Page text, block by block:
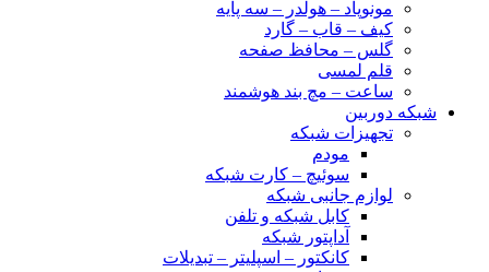
مونوپاد – هولدر – سه پایه
کیف – قاب – گارد
گلس – محافظ صفحه
قلم لمسی
ساعت – مچ بند هوشمند
شبکه دوربین
تجهیزات شبکه
مودم
سوئیچ – کارت شبکه
لوازم جانبی شبکه
کابل شبکه و تلفن
آداپتور شبکه
کانکتور – اسپلیتر – تبدیلات